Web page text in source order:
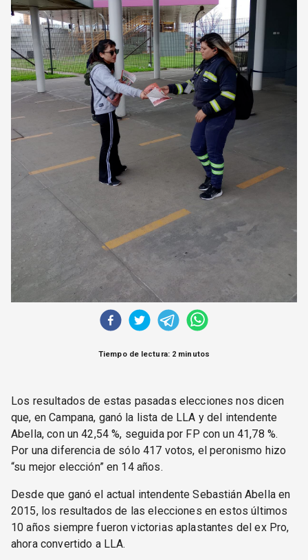
OPINIÓN
ALTAMIRA RESPONDE
Política Obrera Revista
CONTACTO
Tiempo de lectura: 2 minutos
Los resultados de estas pasadas elecciones nos dicen
que, en Campana, ganó la lista de LLA y del intendente
Abella, con un 42,54 %, seguida por FP con un 41,78 %.
Por una diferencia de sólo 417 votos, el peronismo hizo
“su mejor elección” en 14 años.
Desde que ganó el actual intendente Sebastián Abella en
2015, los resultados de las elecciones en estos últimos
10 años siempre fueron victorias aplastantes del ex Pro,
ahora convertido a LLA.